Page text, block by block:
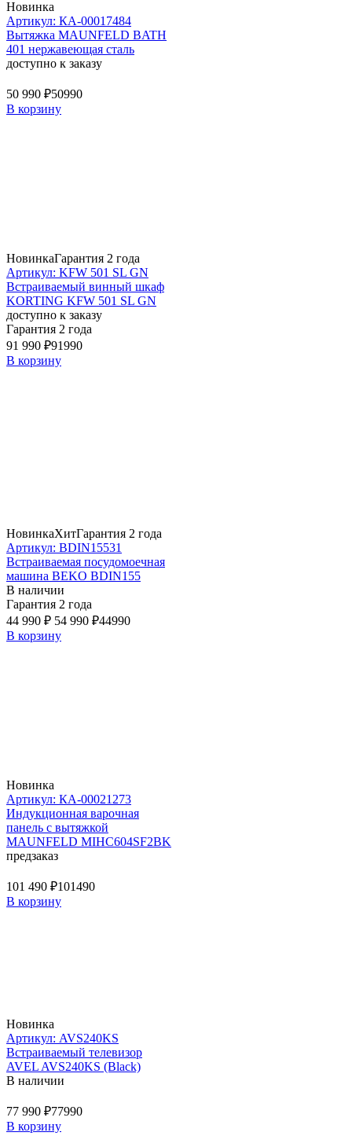
Новинка
Артикул: КА-00017484
Вытяжка MAUNFELD BATH
401 нержавеющая сталь
доступно к заказу
50 990 ₽50990
В корзину
НовинкаГарантия 2 года
Артикул: KFW 501 SL GN
Встраиваемый винный шкаф
KORTING KFW 501 SL GN
доступно к заказу
Гарантия 2 года
91 990 ₽91990
В корзину
НовинкаХитГарантия 2 года
Артикул: BDIN15531
Встраиваемая посудомоечная
машина BEKO BDIN155
В наличии
Гарантия 2 года
44 990 ₽ 54 990 ₽44990
В корзину
Новинка
Артикул: КА-00021273
Индукционная варочная
панель с вытяжкой
MAUNFELD MIHC604SF2BK
предзаказ
101 490 ₽101490
В корзину
Новинка
Артикул: AVS240KS
Встраиваемый телевизор
AVEL AVS240KS (Black)
В наличии
77 990 ₽77990
В корзину